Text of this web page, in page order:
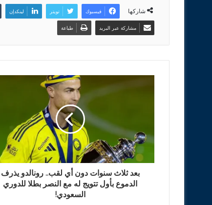
شاركها فيسبوك تويتر لينكدإن
مشاركة عبر البريد طباعة
بعد ثلاث سنوات دون أي لقب.. رونالدو يذرف
الدموع بأول تتويج له مع النصر بطلا للدوري
السعودي!